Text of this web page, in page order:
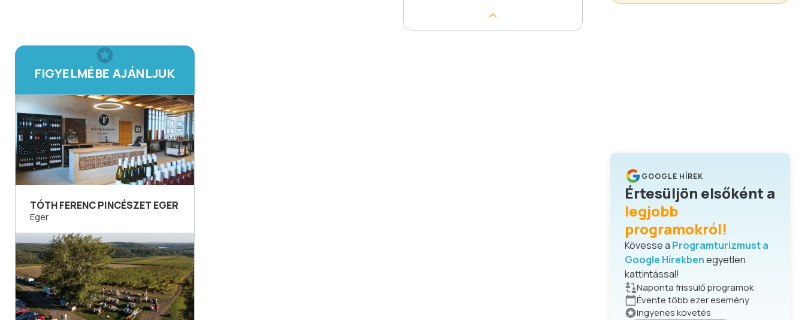
FIGYELMÉBE AJÁNLJUK
TÓTH FERENC PINCÉSZET EGER
Eger
GOOGLE HÍREK
Értesüljön elsőként a
legjobb
programokról!
Kövesse a Programturizmust a
Google Hírekbenegyetlen
kattintással!
Naponta frissülő programok
Évente több ezer esemény
Ingyenes követés